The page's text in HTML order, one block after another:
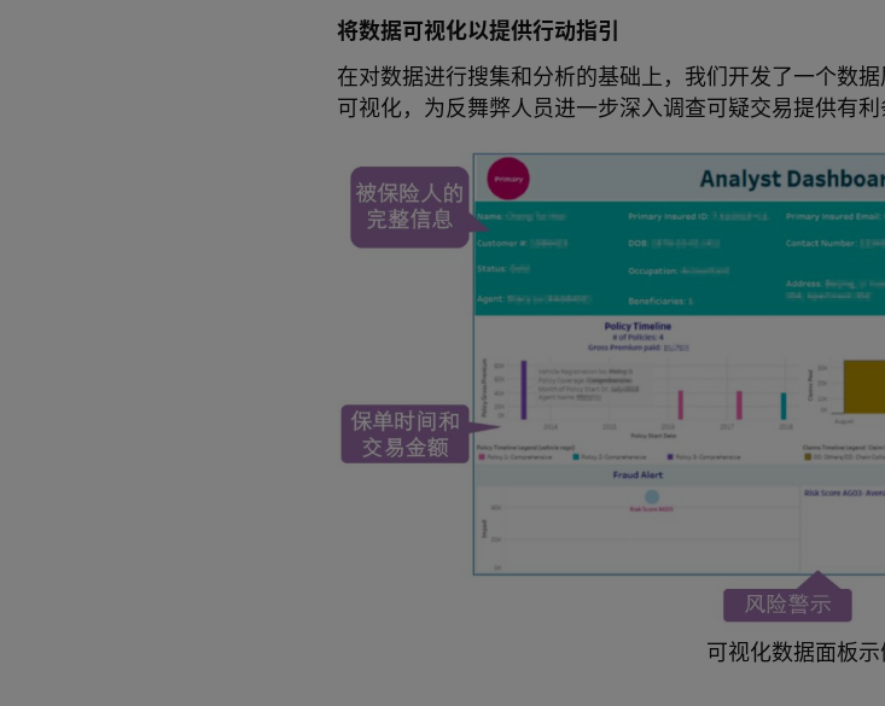
将数据可视化以提供行动指引
在对数据进行搜集和分析的基础上，我们开发了一个数
可视化，为反舞弊人员进一步深入调查可疑交易提供有利
可视化数据面板示